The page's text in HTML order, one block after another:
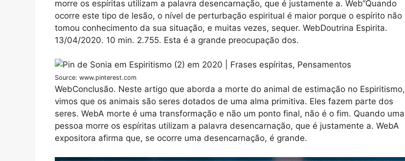
morre os espíritas utilizam a palavra desencarnação, que é justamente a. Web“Quando
ocorre este tipo de lesão, o nível de perturbação espiritual é maior porque o espírito não
tomou conhecimento da sua situação, e muitas vezes, sequer. WebDoutrina Espirita.
13/04/2020. 10 min. 2.755. Esta é a grande preocupação dos.
Source: www.pinterest.com
WebConclusão. Neste artigo que aborda a morte do animal de estimação no Espiritismo,
vimos que os animais são seres dotados de uma alma primitiva. Eles fazem parte dos
seres. WebA morte é uma transformação e não um ponto final, não é o fim. Quando uma
pessoa morre os espíritas utilizam a palavra desencarnação, que é justamente a. WebA
expositora afirma que, se ocorre uma desencarnação, é grande.